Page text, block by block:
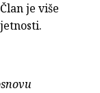
je više